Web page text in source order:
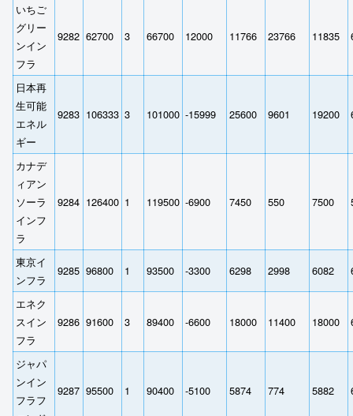
いちご
グリー
ンイン
フラ
9282 62700 3 66700 12000 11766 23766 11835
日本再
生可能
エネル
ギー
9283 106333 3 101000 -15999 25600 9601 19200
カナデ
ィアン
ソーラ
インフ
ラ
9284 126400 1 119500 -6900 7450 550 7500
東京イ
ンフラ
9285 96800 1 93500 -3300 6298 2998 6082
エネク
スイン
フラ
9286 91600 3 89400 -6600 18000 11400 18000
ジャパ
ンイン
フラフ
9287 95500 1 90400 -5100 5874 774 5882